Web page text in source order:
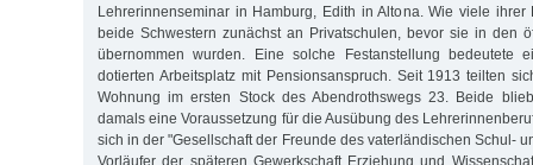
Lehrerinnenseminar in Hamburg, Edith in Altona. Wie viele ihrer
beide Schwestern zunächst an Privatschulen, bevor sie in den
übernommen wurden. Eine solche Festanstellung bedeutete
dotierten Arbeitsplatz mit Pensionsanspruch. Seit 1913 teilten
Wohnung im ersten Stock des Abendrothswegs 23. Beide
damals eine Voraussetzung für die Ausübung des
sich in der "Gesellschaft der Freunde des vaterländischen Schul-
Vorläufer der späteren Gewerkschaft Erziehung und